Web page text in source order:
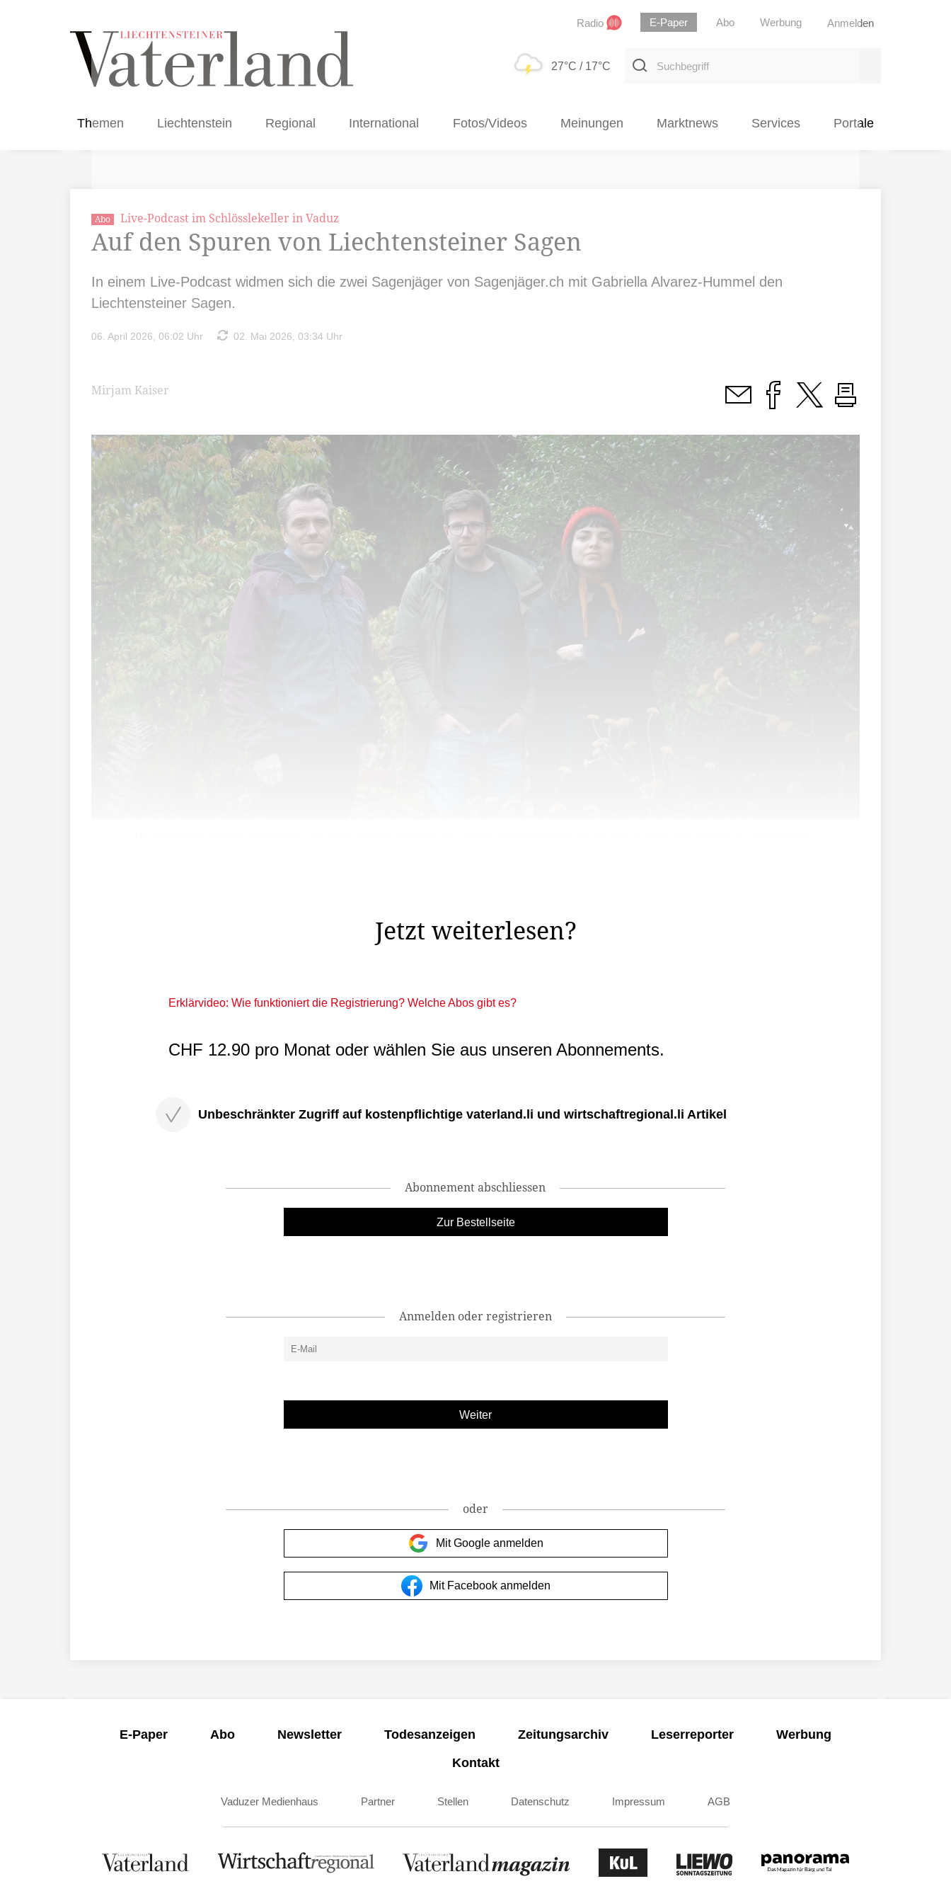
Radio E-Paper Abo Werbung Anmelden
27°C / 17°C
Suchbegriff
Themen Liechtenstein Regional International Fotos/Videos Meinungen Marktnews Services Portale
Abo Live-Podcast im Schlösslekeller in Vaduz
Auf den Spuren von Liechtensteiner Sagen
In einem Live-Podcast widmen sich die zwei Sagenjäger von Sagenjäger.ch mit Gabriella Alvarez-Hummel den
Liechtensteiner Sagen.
06. April 2026, 06:02 Uhr 02. Mai 2026, 03:34 Uhr
Mirjam Kaiser
Jetzt weiterlesen?
Erklärvideo: Wie funktioniert die Registrierung? Welche Abos gibt es?
CHF 12.90 pro Monat oder wählen Sie aus unseren Abonnements.
Unbeschränkter Zugriff auf kostenpflichtige vaterland.li und wirtschaftregional.li Artikel
Abonnement abschliessen
Zur Bestellseite
Anmelden oder registrieren
oder
Mit Google anmelden
Mit Facebook anmelden
E-Paper Abo Newsletter Todesanzeigen Zeitungsarchiv Leserreporter
Werbung
Kontakt
Vaduzer Medienhaus Partner Stellen Datenschutz Impressum AGB